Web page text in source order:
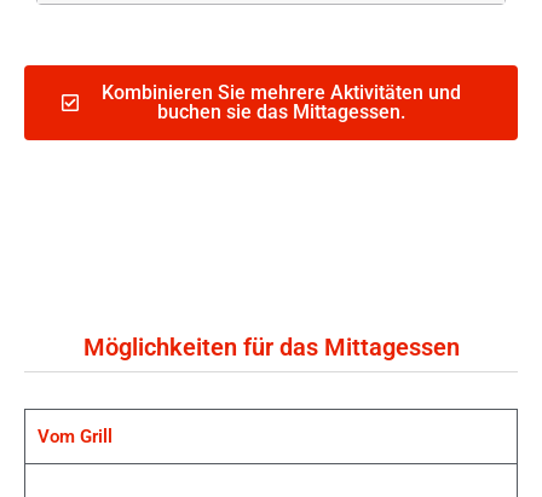
Kombinieren Sie mehrere Aktivitäten und
buchen sie das Mittagessen.
Möglichkeiten für das Mittagessen
Vom Grill